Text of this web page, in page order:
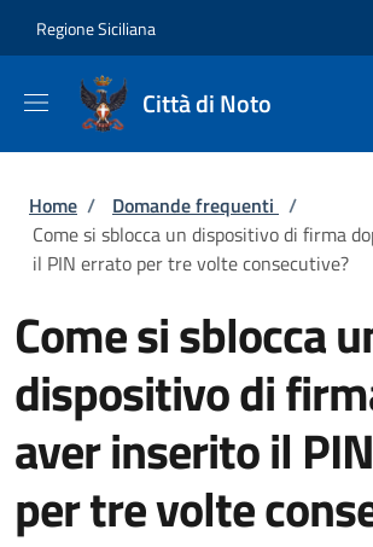
Regione Siciliana
Città di Noto
Briciole di pane
Home / Domande frequenti /
Come si sblocca un dispositivo di firma
il PIN errato per tre volte consecutive?
Come si sblocca
dispositivo di
aver inserito il
per tre volte